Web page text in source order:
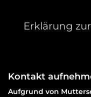
Erklärung
Kontakt
Aufgrund von